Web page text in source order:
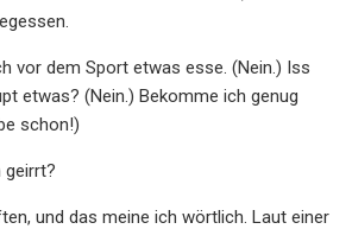
vor dem Sport etwas esse. (Nein.) Iss
etwas? (Nein.) Bekomme ich genug
schon!)
geirrt?
und das meine ich wörtlich. Laut einer